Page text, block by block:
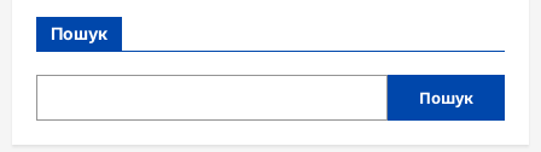
Пошук
Пошук